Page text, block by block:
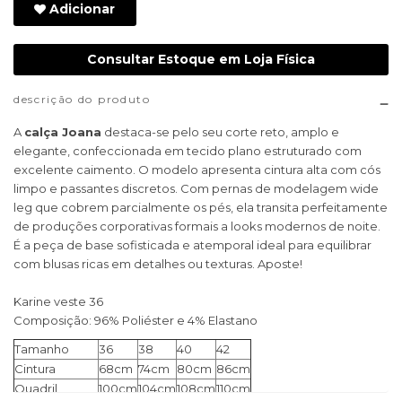
Adicionar
Consultar Estoque em Loja Física
descrição do produto
A calça Joana destaca-se pelo seu corte reto, amplo e
elegante, confeccionada em tecido plano estruturado com
excelente caimento. O modelo apresenta cintura alta com cós
limpo e passantes discretos. Com pernas de modelagem wide
leg que cobrem parcialmente os pés, ela transita perfeitamente
de produções corporativas formais a looks modernos de noite.
É a peça de base sofisticada e atemporal ideal para equilibrar
com blusas ricas em detalhes ou texturas. Aposte!
Karine veste 36
Composição: 96% Poliéster e 4% Elastano
Tamanho
36 38 40
42
Cintura
68cm 74cm 80cm 86cm
Quadril
100cm104cm108cm110cm